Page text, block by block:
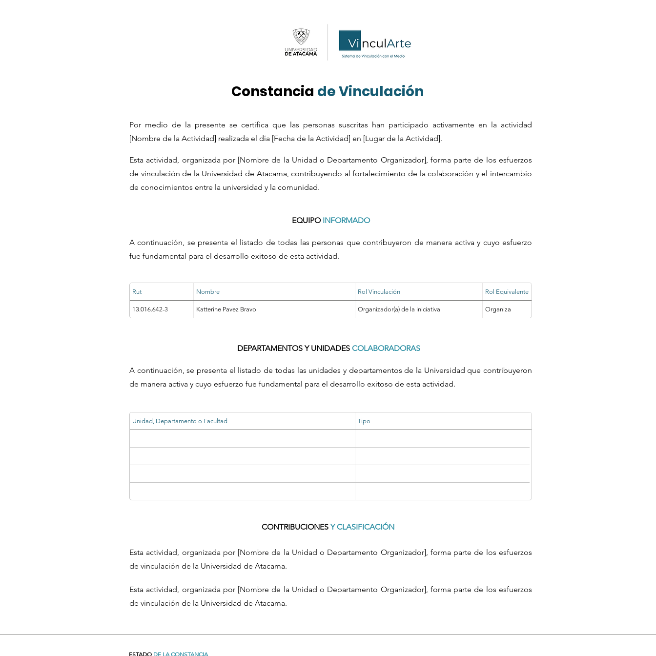
Constancia de Vinculación
Por medio de la presente se certifica que las personas suscritas han participado activamente en la actividad
[Nombre de la Actividad] realizada el día [Fecha de la Actividad] en [Lugar de la Actividad].
Esta actividad, organizada por [Nombre de la Unidad o Departamento Organizador], forma parte de los esfuerzos
de vinculación de la Universidad de Atacama, contribuyendo al fortalecimiento de la colaboración y el intercambio
de conocimientos entre la universidad y la comunidad.
EQUIPO INFORMADO
A continuación, se presenta el listado de todas las personas que contribuyeron de manera activa y cuyo esfuerzo
fue fundamental para el desarrollo exitoso de esta actividad.
Rut Nombre Rol Vinculación Rol Equivalente
13.016.642-3 Katterine Pavez Bravo Organizador(a) de la iniciativa Organiza
DEPARTAMENTOS Y UNIDADES COLABORADORAS
A continuación, se presenta el listado de todas las unidades y departamentos de la Universidad que contribuyeron
de manera activa y cuyo esfuerzo fue fundamental para el desarrollo exitoso de esta actividad.
Unidad, Departamento o Facultad Tipo
CONTRIBUCIONES Y CLASIFICACIÓN
Esta actividad, organizada por [Nombre de la Unidad o Departamento Organizador], forma parte de los esfuerzos
de vinculación de la Universidad de Atacama.
Esta actividad, organizada por [Nombre de la Unidad o Departamento Organizador], forma parte de los esfuerzos
de vinculación de la Universidad de Atacama.
ESTADO DE LA CONSTANCIA